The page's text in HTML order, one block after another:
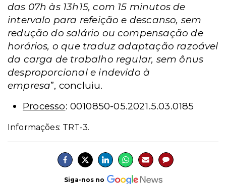
das 07h às 13h15, com 15 minutos de
intervalo para refeição e descanso, sem
redução do salário ou compensação de
horários, o que traduz adaptação razoável
da carga de trabalho regular, sem ônus
desproporcional e indevido à
empresa”, concluiu.
Processo: 0010850-05.2021.5.03.0185
Informações: TRT-3.
Siga-nos no